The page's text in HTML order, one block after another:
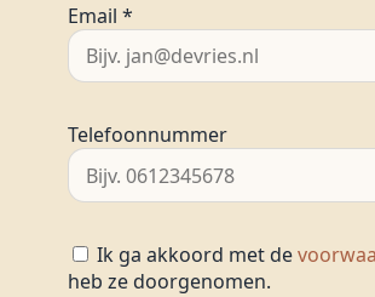
Email *
Telefoonnummer
Ik ga akkoord met de
heb ze doorgenomen.